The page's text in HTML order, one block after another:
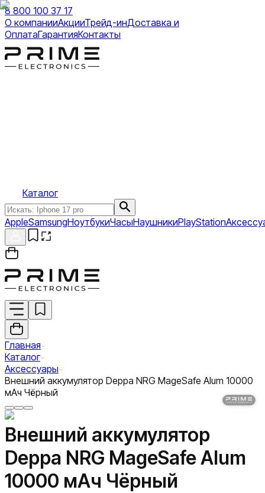
8 800 100 37 17
О компанииАкцииТрейд-инДоставка и
ОплатаГарантияКонтакты
Каталог
AppleSamsungНоутбукиЧасыНаушникиPlayStation
Главная
Каталог
Аксессуары
Внешний аккумулятор Deppa NRG MageSafe Alum 10000
мАч Чёрный
Внешний аккумулятор
Deppa NRG MageSafe Alum
10000 мАч Чёрный